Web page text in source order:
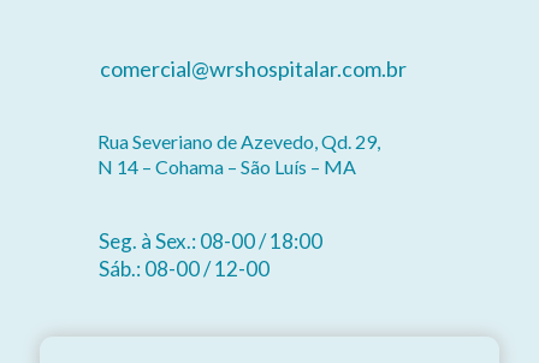
comercial@wrshospitalar.com.br
Rua Severiano de Azevedo, Qd. 29,
N 14 – Cohama – São Luís – MA
Seg. à Sex.: 08-00 / 18:00
Sáb.: 08-00 / 12-00